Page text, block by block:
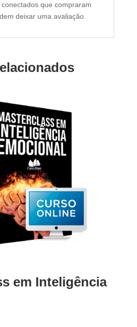
que compraram
deixar uma avaliação.
em Inteligência